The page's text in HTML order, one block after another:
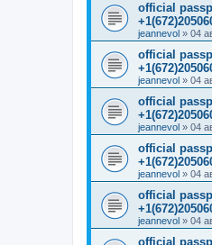
official
jeannevol » 04
official
jeannevol » 04
official
jeannevol » 04
official
jeannevol » 04
official
jeannevol » 04
official